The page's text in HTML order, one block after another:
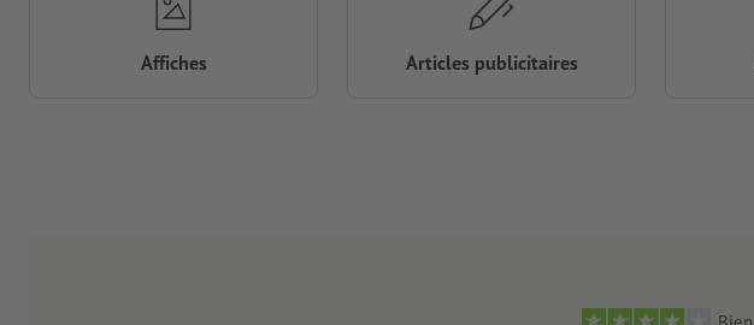
Affiches Articles publicitaires